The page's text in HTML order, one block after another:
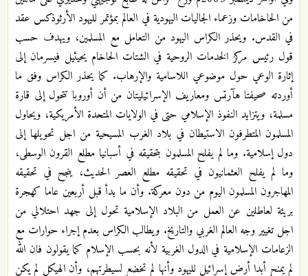
من الحاخامات وزعماء الجاليات اليهودية في العالم بمؤتمر لليهود الأرثوذكس عقد
في القدس. ويحذر الكراس اليهود من التعامل مع المسلمين، ويهدف حسب
قول رئيس مركز الخدمات الروحية في الشتات الحاخام يحيئيل فيسرمان إلى
إثارة الوعي حول موضوعي اللاسامية والإرهاب. كما يحذر الكراس وفق ما
أوردته صحيفتا هآرتس ومعاريف الإسرائيليتان من أن أوروبا تتحول إلى قارة
مسلمة، ويتزايد النفوذ الإسلامي حتى في الولايات المتحدة الأمريكية، ويحاول
المسلمون المتطرفون الاستيطان في بلاد الغرب المسيحية من اجل تحويلها إلى
دول إسلامية. وما لم يفلح المسلمون بتحقيقه في أسبانيا مطلع القرون الوسطى،
وما لم يفلح العثمانيون في تحقيقه مطلع العصر الحديث، ينجح في تحقيقه
المهاجرون المسلمون اليوم من دون معركة. وأن ما بدأ قبل أربعين عاما كهجرة
بريئة لعاطلين عن العمل من البلاد الإسلامية تحول إلى جهد احتلالي من
اجل تغيير وجه العالم الغربي والتاريخ. ويطالب الكراس بعدم إجراء حوارات مع
الزعامات الإسلامية في الدول الغربية لأنه بحسب الإسلام كما يقولون فان الله
لم يمنح أبدا أرض إسرائيل لليهود وأنها لم تخضع لسيطرتهم، وأن الهيكل لم يكن